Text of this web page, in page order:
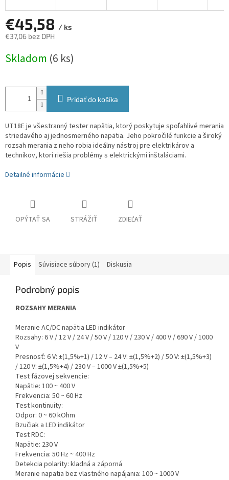
€45,58 / ks
€37,06 bez DPH
cena:
Skladom (6 ks)
Pridať do košíka
UT18E je všestranný tester napätia, ktorý poskytuje spoľahlivé merania
striedavého aj jednosmerného napätia. Jeho pokročilé funkcie a široký
rozsah merania z neho robia ideálny nástroj pre elektrikárov a
technikov, ktorí riešia problémy s elektrickými inštaláciami.
Detailné informácie
OPÝTAŤ SA STRÁŽIŤ ZDIEĽAŤ
Popis Súvisiace súbory (1) Diskusia
Podrobný popis
ROZSAHY MERANIA
Meranie AC/DC napätia LED indikátor
Rozsahy: 6 V / 12 V / 24 V / 50 V / 120 V / 230 V / 400 V / 690 V / 1000
V
Presnosť: 6 V: ±(1,5%+1) / 12 V – 24 V: ±(1,5%+2) / 50 V: ±(1,5%+3)
/ 120 V: ±(1,5%+4) / 230 V – 1000 V ±(1,5%+5)
Test fázovej sekvencie:
Napätie: 100 ~ 400 V
Frekvencia: 50 ~ 60 Hz
Test kontinuity:
Odpor: 0 ~ 60 kOhm
Bzučiak a LED indikátor
Test RDC:
Napätie: 230 V
Frekvencia: 50 Hz ~ 400 Hz
Detekcia polarity: kladná a záporná
Meranie napätia bez vlastného napájania: 100 ~ 1000 V